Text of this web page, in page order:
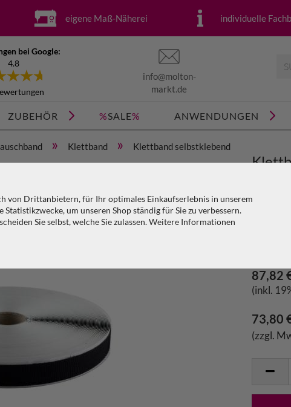
von Drittanbietern, für Ihr optimales Einkaufserlebnis in unserem
um unseren Shop ständig für Sie zu verbessern.
Sie selbst, welche Sie zulassen. Weitere Informationen
eigene Maß-Näherei individuelle
bei Google:
4.8
info@molton-
markt.de
ZUBEHÖR %SALE% ANWENDUNGEN
» Klettband » Klettband selbstklebend
50
87,82
(inkl.
73,80
(zzgl.